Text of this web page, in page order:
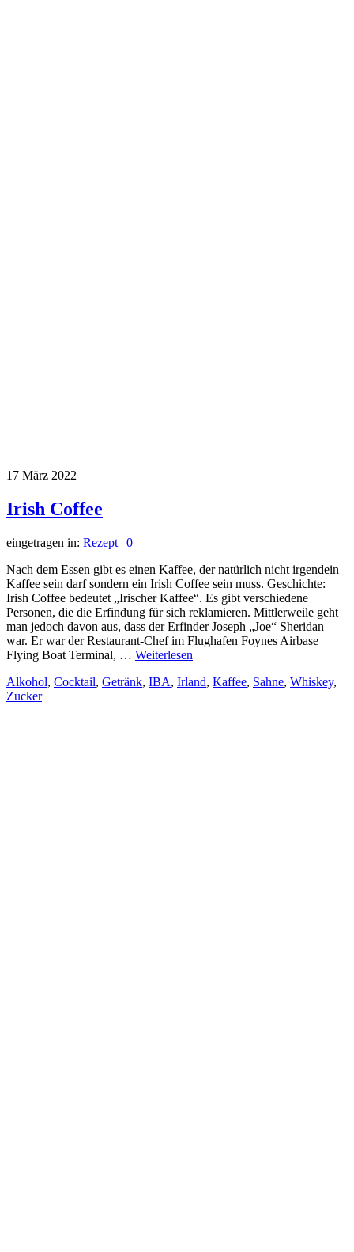
17 März 2022
Irish Coffee
eingetragen in: Rezept | 0
Nach dem Essen gibt es einen Kaffee, der natürlich nicht irgendein
Kaffee sein darf sondern ein Irish Coffee sein muss. Geschichte:
Irish Coffee bedeutet „Irischer Kaffee“. Es gibt verschiedene
Personen, die die Erfindung für sich reklamieren. Mittlerweile geht
man jedoch davon aus, dass der Erfinder Joseph „Joe“ Sheridan
war. Er war der Restaurant-Chef im Flughafen Foynes Airbase
Flying Boat Terminal, … Weiterlesen
Alkohol, Cocktail, Getränk, IBA, Irland, Kaffee, Sahne, Whiskey,
Zucker